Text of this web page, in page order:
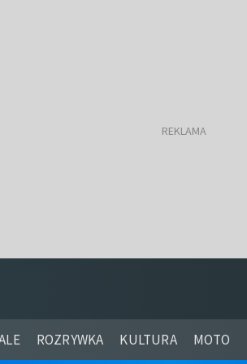
ROZRYWKA KULTURA MOTO